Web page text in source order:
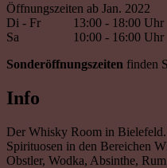
Öffnungszeiten ab Jan. 2022
Di - Fr
13:00 - 18:00 Uhr
Sa
10:00 - 16:00 Uhr
Sonderöffnungszeiten finden
Info
Der Whisky Room in
Spirituosen in den Bereichen
Obstler, Wodka, Absinthe,